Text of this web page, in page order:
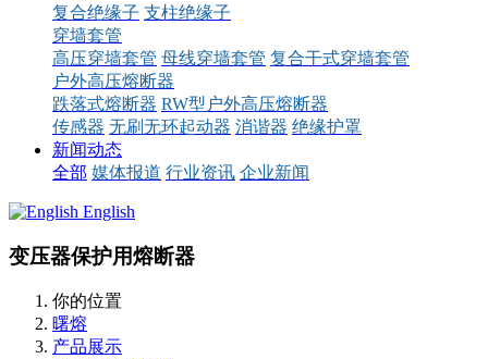
复合绝缘子 支柱绝缘子
穿墙套管
高压穿墙套管 母线穿墙套管 复合干式穿墙套管
户外高压熔断器
跌落式熔断器 RW型户外高压熔断器
传感器 无刷无环起动器 消谐器 绝缘护罩
新闻动态
全部 媒体报道 行业资讯 企业新闻
English
变压器保护用熔断器
你的位置
曙熔
产品展示